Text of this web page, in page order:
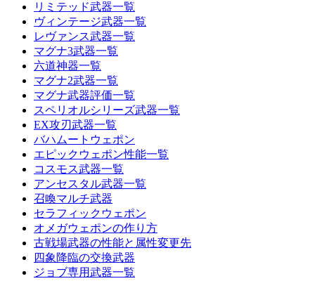
リミテッド武器一覧
ヴィンテージ武器一覧
レヴァンス武器一覧
マグナ3武器一覧
六道神器一覧
マグナ2武器一覧
マグナ武器評価一覧
スペリオルシリーズ武器一覧
EX攻刃武器一覧
バハムートウェポン
エピックウェポン性能一覧
コスモス武器一覧
アンセスタル武器一覧
召喚マルチ武器
セラフィックウェポン
オメガウェポンの作り方
古戦場武器の性能と属性変更先
四象降臨の交換武器
ジョブ専用武器一覧